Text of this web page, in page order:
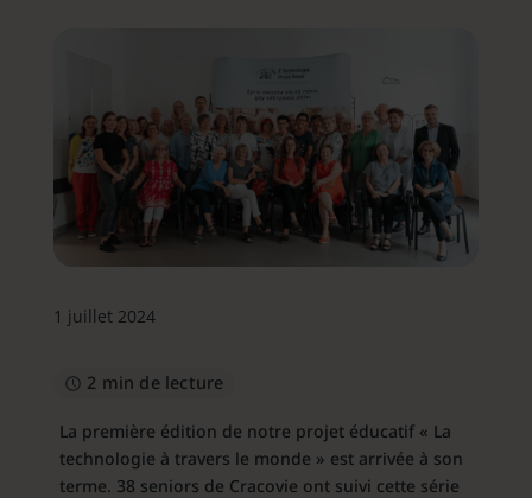
1 juillet 2024
2 min de lecture
La première édition de notre projet éducatif « La
technologie à travers le monde » est arrivée à son
terme. 38 seniors de Cracovie ont suivi cette série